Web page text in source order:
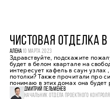
ЧИСТОВАЯ ОТДЕЛКА
АЛЕНА10 МАРТА 2023
Здравствуйте, подскажите
будет в белом квартале на
интересует кафель в саун узлах
потолки? Также прочитали про
понимаю в этих домах она
ДМИТРИЙ ПЕЛЬМЕНЕВ
НАЧАЛЬНИК ОТДЕЛА ПРОЕКТНОГО КОНТРОЛЯ